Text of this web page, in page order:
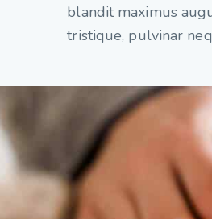
blandit maximus
tristique, pulvinar